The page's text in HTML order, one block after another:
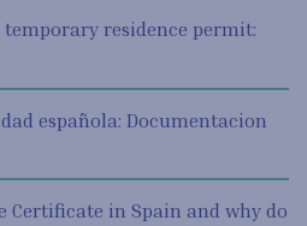
residence permit:
española: Documentacion
Certificate in Spain and why do